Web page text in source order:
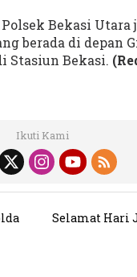
Bekasi
berada di depan
Stasiun Bekasi.
Ikuti Kami
Selamat Hari